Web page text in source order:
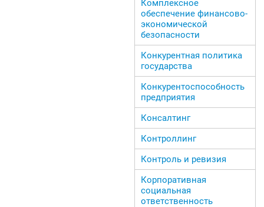
Комплексное
обеспечение финансово-
экономической
безопасности
Конкурентная политика
государства
Конкурентоспособность
предприятия
Консалтинг
Контроллинг
Контроль и ревизия
Корпоративная
социальная
ответственность